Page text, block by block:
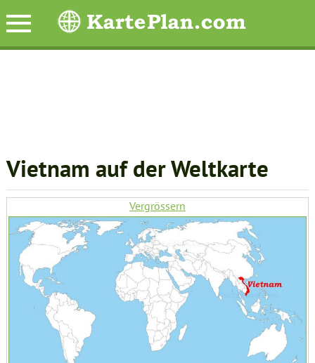
Vietnam auf der Weltkarte
Vergrössern